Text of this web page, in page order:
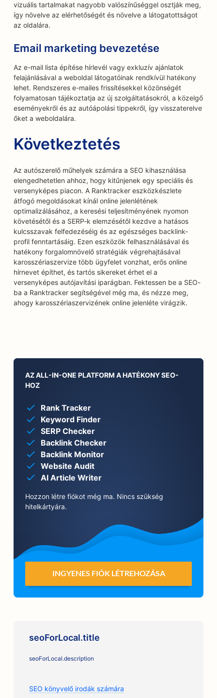
vizuális tartalmakat nagyobb valószínűséggel osztják meg,
így növelve az elérhetőségét és növelve a látogatottságot
az oldalára.
Email marketing bevezetése
Az e-mail lista építése hírlevél vagy exkluzív ajánlatok
felajánlásával a weboldal látogatóinak rendkívül hatékony
lehet. Rendszeres e-mailes frissítésekkel közönségét
folyamatosan tájékoztatja az új szolgáltatásokról, a közelgő
eseményekről és az autóápolási tippekről, így visszaterelve
őket a weboldalára.
Következtetés
Az autószerelő műhelyek számára a SEO kihasználása
elengedhetetlen ahhoz, hogy kitűnjenek egy speciális és
versenyképes piacon. A Ranktracker eszközkészlete
átfogó megoldásokat kínál online jelenlétének
optimalizálásához, a keresési teljesítményének nyomon
követésétől és a SERP-k elemzésétől kezdve a hatásos
kulcsszavak felfedezéséig és az egészséges backlink-
profil fenntartásáig. Ezen eszközök felhasználásával és
hatékony forgalomnövelő stratégiák végrehajtásával
karosszériaszervize több ügyfelet vonzhat, erős online
hírnevet építhet, és tartós sikereket érhet el a
versenyképes autójavítási iparágban. Fektessen be a SEO-
ba a Ranktracker segítségével még ma, és nézze meg,
ahogy karosszériaszervizének online jelenléte virágzik.
AZ ALL-IN-ONE PLATFORM A HATÉKONY SEO-
HOZ
Rank Tracker
Keyword Finder
SERP Checker
Backlink Checker
Backlink Monitor
Website Audit
AI Article Writer
Hozzon létre fiókot még ma. Nincs szükség
hitelkártyára.
INGYENES FIÓK LÉTREHOZÁSA
seoForLocal.title
seoForLocal.description
SEO könyvelő irodák számára